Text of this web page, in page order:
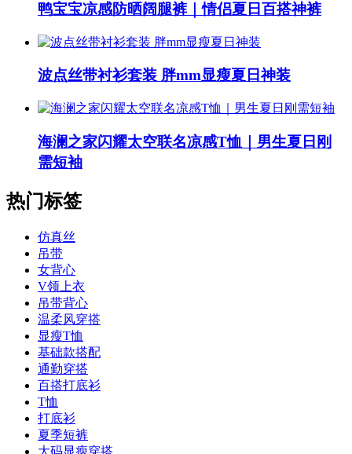
鸭宝宝凉感防晒阔腿裤｜情侣夏日百搭神裤
波点丝带衬衫套装 胖mm显瘦夏日神装
海澜之家闪耀太空联名凉感T恤｜男生夏日刚
需短袖
热门标签
仿真丝
吊带
女背心
V领上衣
吊带背心
温柔风穿搭
显瘦T恤
基础款搭配
通勤穿搭
百搭打底衫
T恤
打底衫
夏季短裤
大码显瘦穿搭